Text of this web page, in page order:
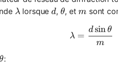
\lambda
λ lorsqued
d, \theta
θ, etm
m sont
λ =
m
dsinθ
: